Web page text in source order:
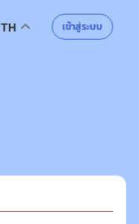
TH เข้าสู่ระบบ